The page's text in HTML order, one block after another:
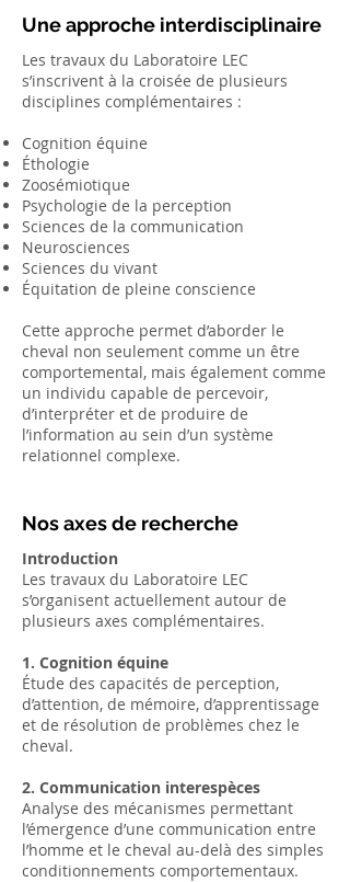
Une approche interdisciplinaire
Les travaux du Laboratoire LEC
s’inscrivent à la croisée de plusieurs
disciplines complémentaires :
Cognition équine
Éthologie
Zoosémiotique
Psychologie de la perception
Sciences de la communication
Neurosciences
Sciences du vivant
Équitation de pleine conscience
Cette approche permet d’aborder le
cheval non seulement comme un être
comportemental, mais également comme
un individu capable de percevoir,
d’interpréter et de produire de
l’information au sein d’un système
relationnel complexe.
​Nos axes de recherche
Introduction
Les travaux du Laboratoire LEC
s’organisent actuellement autour de
plusieurs axes complémentaires.
1. Cognition équine
Étude des capacités de perception,
d’attention, de mémoire, d’apprentissage
et de résolution de problèmes chez le
cheval.
2. Communication interespèces
Analyse des mécanismes permettant
l’émergence d’une communication entre
l’homme et le cheval au-delà des simples
conditionnements comportementaux.